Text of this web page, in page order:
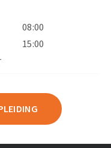
08:00
15:00